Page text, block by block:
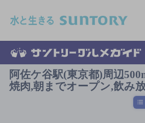
阿佐ケ谷駅(東京都)周辺
焼肉,朝までオープン,飲み